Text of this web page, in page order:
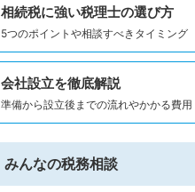
相続税に強い税理士の選び方
5つのポイントや相談すべきタイミング
会社設立を徹底解説
準備から設立後までの流れやかかる費用
みんなの税務相談